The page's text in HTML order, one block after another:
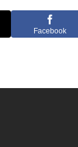
Facebook